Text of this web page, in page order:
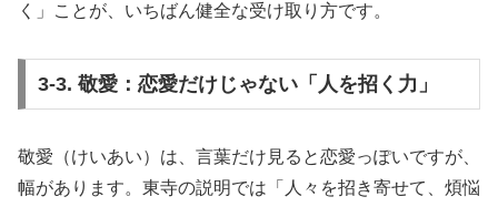
く」ことが、いちばん健全な受け取り方です。
3-3. 敬愛：恋愛だけじゃない「人を招く力」
敬愛（けいあい）は、言葉だけ見ると恋愛っぽいですが、
幅があります。東寺の説明では「人々を招き寄せて、煩悩